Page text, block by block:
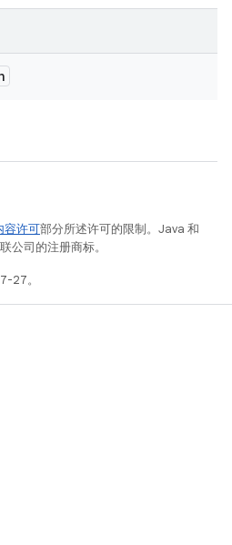
容许可部分所述许可的限制。Java 和
公司的注册商标。
27。